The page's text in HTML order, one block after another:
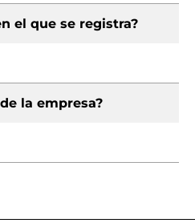
el que se registra?
la empresa?